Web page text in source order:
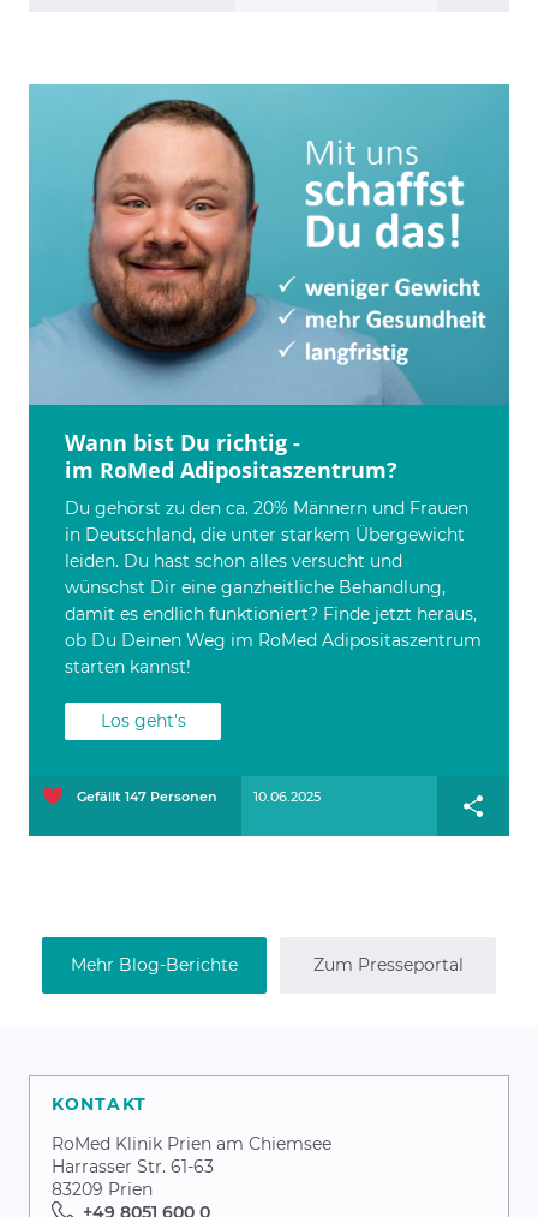
Wann bist Du richtig -
im RoMed Adipositaszentrum?
Du gehörst zu den ca. 20% Männern und Frauen
in Deutschland, die unter starkem Übergewicht
leiden. Du hast schon alles versucht und
wünschst Dir eine ganzheitliche Behandlung,
damit es endlich funktioniert? Finde jetzt heraus,
ob Du Deinen Weg im RoMed Adipositaszentrum
starten kannst!
Los geht's
10.06.2025
Gefällt 147 Personen
Mehr Blog-Berichte Zum Presseportal
KONTAKT
RoMed Klinik Prien am Chiemsee
Harrasser Str. 61-63
83209 Prien
+49 8051 600 0